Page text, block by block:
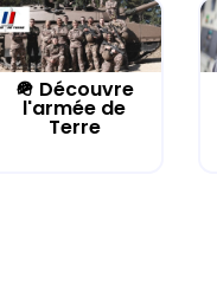
🪖 Découvre
l'armée de
Terre